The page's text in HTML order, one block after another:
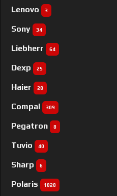
Lenovo 3
Sony 34
Liebherr 64
Dexp 25
Haier 28
Compal 309
Pegatron 8
Tuvio 40
Sharp 6
Polaris 1828